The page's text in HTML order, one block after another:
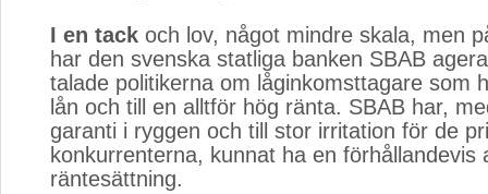
I en tack och lov, något mindre skala, men
har den svenska statliga banken SBAB
talade politikerna om låginkomsttagare som
lån och till en alltför hög ränta. SBAB har,
garanti i ryggen och till stor irritation för de
konkurrenterna, kunnat ha en förhållandevis
räntesättning.